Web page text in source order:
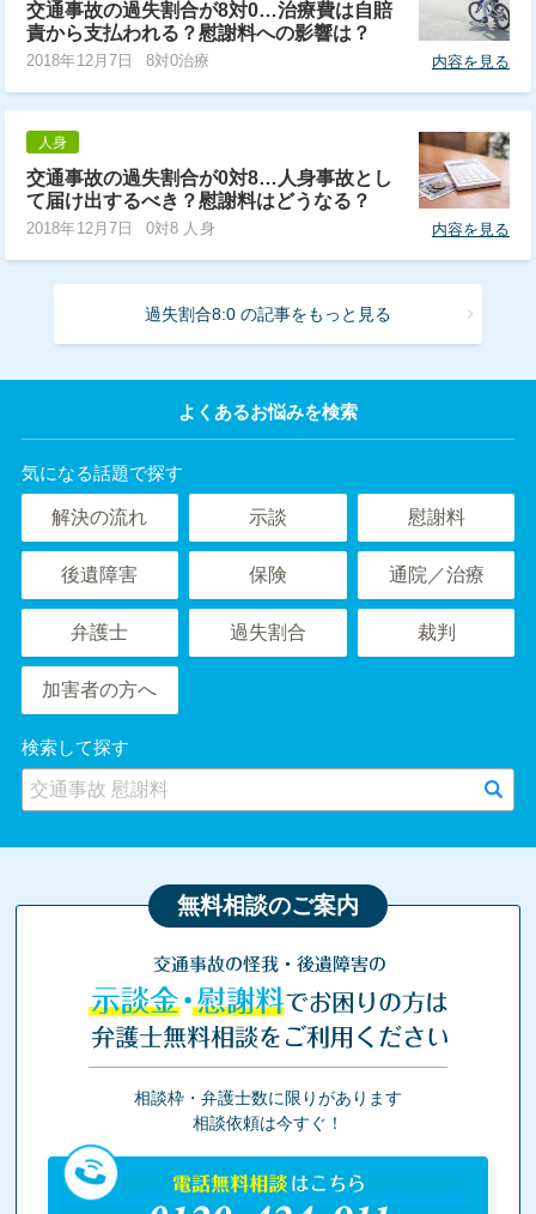
交通事故の過失割合が8対0…治療費は自賠
責から支払われる？慰謝料への影響は？
2018年12月7日 8対0治療 内容を見る
人身
交通事故の過失割合が0対8…人身事故とし
て届け出するべき？慰謝料はどうなる？
2018年12月7日 0対8 人身 内容を見る
過失割合8:0 の記事をもっと見る
よくあるお悩みを検索
気になる話題で探す
解決の流れ 示談 慰謝料
後遺障害 保険 通院／治療
弁護士 過失割合 裁判
加害者の方へ
検索して探す
無料相談のご案内
交通事故の怪我・後遺障害の
示談金・慰謝料でお困りの方は
弁護士無料相談をご利用ください
相談枠・弁護士数に限りがあります
相談依頼は今すぐ！
電話無料相談はこちら